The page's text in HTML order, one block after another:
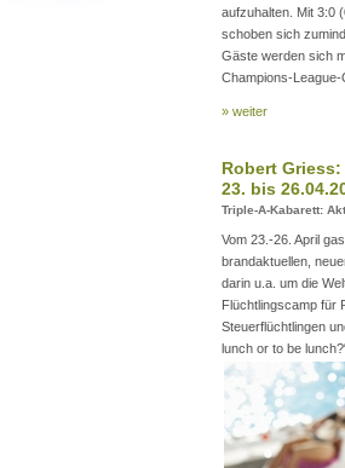
aufzuhalten. Mit 3:0
schoben sich
Gäste werden sich
Champions-
» weiter
Robert
23. bis
Triple-A-Kabarett:
Vom 23.-26. April
brandaktuellen,
darin u.a. um die
Flüchtlingscamp für
Steuerflüchtlingen
lunch or to be